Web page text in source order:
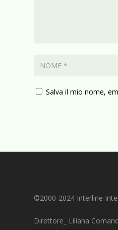
Salva il mio nome,
©2000-2024 Interline
Direttore_ Liliana